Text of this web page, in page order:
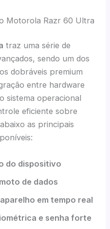
Motorola Razr 60 Ultra
traz uma série de
sendo um dos
dobráveis premium
entre hardware
sistema operacional
eficiente sobre
as principais
do dispositivo
de dados
em tempo real
e senha forte